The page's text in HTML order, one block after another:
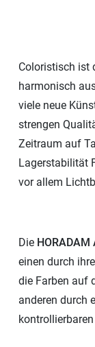
Coloristisch ist
harmonisch
viele neue
strengen
Zeitraum auf
Lagerstabilität
vor allem
Die HORADAM
einen durch
die Farben auf
anderen durch